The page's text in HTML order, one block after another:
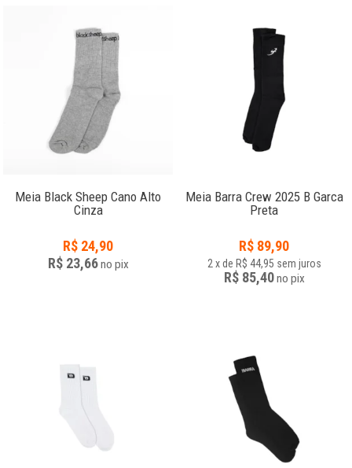
Meia Black Sheep Cano Alto
Cinza
R$ 24,90
R$ 23,66no pix
Meia Barra Crew 2025 B Garca
Preta
R$ 89,90
2 x de R$ 44,95 sem juros
R$ 85,40no pix